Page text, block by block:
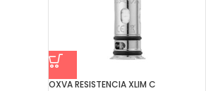
OXVA RESISTENCIA XLIM C